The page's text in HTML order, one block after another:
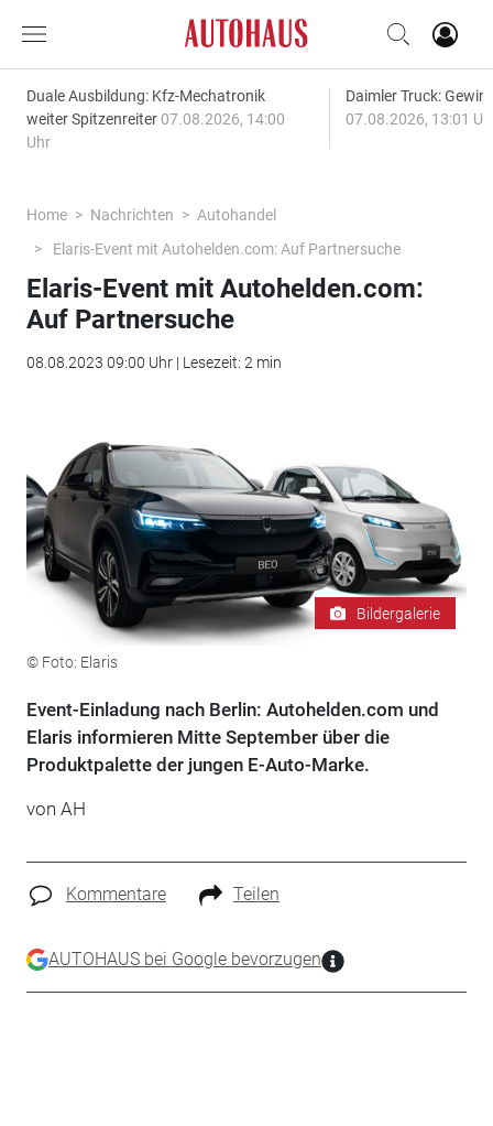
Duale Ausbildung: Kfz-Mechatronik
weiter Spitzenreiter 07.08.2026, 14:00
Uhr
Daimler Truck:
07.08.2026, 13:01
Home Nachrichten
Autohandel
Elaris-Event mit Autohelden.com: Auf Partnersuche
Elaris-Event mit Autohelden.com:
Auf Partnersuche
08.08.2023 09:00 Uhr | Lesezeit: 2 min
Bildergalerie
© Foto: Elaris
Event-Einladung nach Berlin: Autohelden.com und
Elaris informieren Mitte September über die
Produktpalette der jungen E-Auto-Marke.
von AH
Kommentare Teilen
AUTOHAUS bei Google bevorzugen